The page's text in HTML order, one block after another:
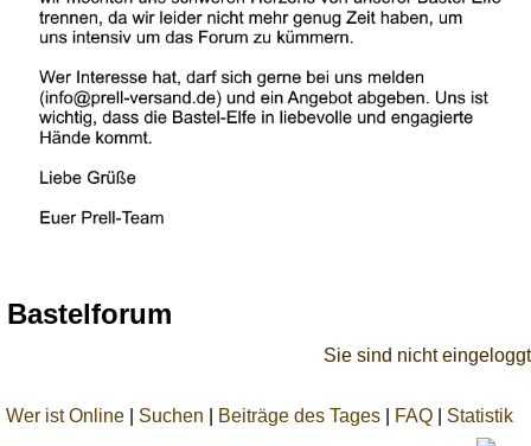
Bastelforum
Sie sind nicht eingeloggt
Wer ist Online Suchen Beiträge des Tages FAQ Statistik